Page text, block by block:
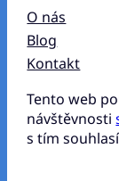
O nás
Blog
Kontakt
Tento web
návštěvnosti
s tím